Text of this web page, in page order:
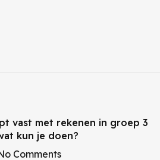
vast met rekenen in groep 3
kun je doen?
Comments